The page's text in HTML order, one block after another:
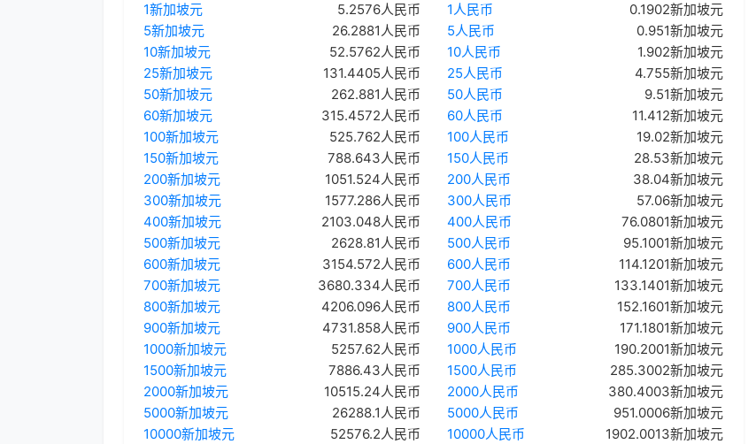
1新加坡元
5.2576人民币
5新加坡元
26.2881人民币
10新加坡元
52.5762人民币
25新加坡元
131.4405人民币
50新加坡元
262.881人民币
60新加坡元
315.4572人民币
100新加坡元
525.762人民币
150新加坡元
788.643人民币
200新加坡元
1051.524人民币
300新加坡元
1577.286人民币
400新加坡元
2103.048人民币
500新加坡元
2628.81人民币
600新加坡元
3154.572人民币
700新加坡元
3680.334人民币
800新加坡元
4206.096人民币
900新加坡元
4731.858人民币
1000新加坡元
5257.62人民币
1500新加坡元
7886.43人民币
2000新加坡元
10515.24人民币
5000新加坡元
26288.1人民币
10000新加坡元
52576.2人民币
1人民币
0.1902新加坡元
5人民币
0.951新加坡元
10人民币
1.902新加坡元
25人民币
4.755新加坡元
50人民币
9.51新加坡元
60人民币
11.412新加坡元
100人民币
19.02新加坡元
150人民币
28.53新加坡元
200人民币
38.04新加坡元
300人民币
57.06新加坡元
400人民币
76.0801新加坡元
500人民币
95.1001新加坡元
600人民币
114.1201新加坡元
700人民币
133.1401新加坡元
800人民币
152.1601新加坡元
900人民币
171.1801新加坡元
1000人民币
190.2001新加坡元
1500人民币
285.3002新加坡元
2000人民币
380.4003新加坡元
5000人民币
951.0006新加坡元
10000人民币
1902.0013新加坡元